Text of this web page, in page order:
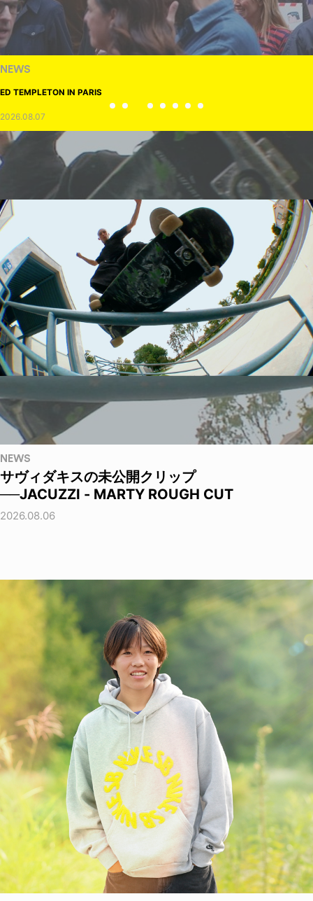
NEWS
ED TEMPLETON IN PARIS
2026.08.07
NEWS
サヴィダキスの未公開クリップ
──JACUZZI - MARTY ROUGH CUT
2026.08.06